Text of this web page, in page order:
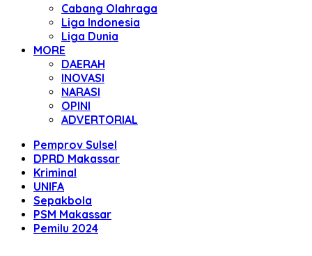
Cabang Olahraga
Liga Indonesia
Liga Dunia
MORE
DAERAH
INOVASI
NARASI
OPINI
ADVERTORIAL
Pemprov Sulsel
DPRD Makassar
Kriminal
UNIFA
Sepakbola
PSM Makassar
Pemilu 2024